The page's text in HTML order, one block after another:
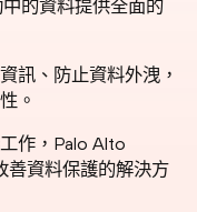
的資料提供全面的
訊、防止資料外洩，
。
作，Palo Alto
善資料保護的解決方